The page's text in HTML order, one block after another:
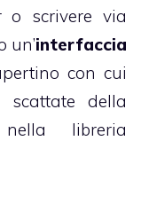
o scrivere via
un’interfaccia
con cui
scattate della
libreria